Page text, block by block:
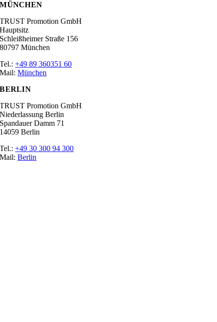
MÜNCHEN
TRUST Promotion GmbH
Hauptsitz
Schleißheimer Straße 156
80797 München
Tel.:+49 89 360351 60
Mail:München
BERLIN
TRUST Promotion GmbH
Niederlassung Berlin
Spandauer Damm 71
14059 Berlin
Tel.:+49 30 300 94 300
Mail:Berlin